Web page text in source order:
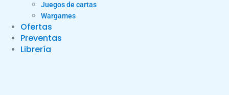
Juegos de cartas
Wargames
Ofertas
Preventas
Librería